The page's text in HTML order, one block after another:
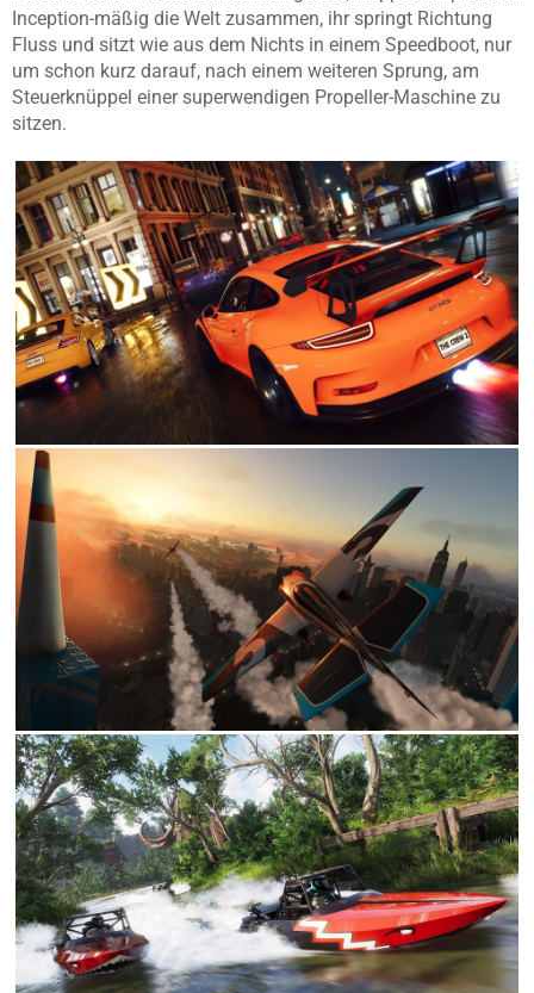
Inception-mäßig die Welt zusammen, ihr springt Richtung
Fluss und sitzt wie aus dem Nichts in einem Speedboot, nur
um schon kurz darauf, nach einem weiteren Sprung, am
Steuerknüppel einer superwendigen Propeller-Maschine zu
sitzen.